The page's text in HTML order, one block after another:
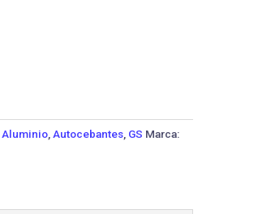
Aluminio, Autocebantes, GS Marca: